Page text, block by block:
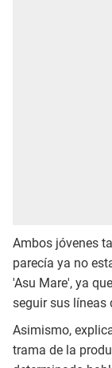
Ambos jóvenes
parecía ya no
'Asu Mare', ya
seguir sus líneas
Asimismo,
trama de la